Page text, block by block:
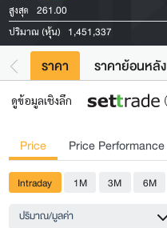
สูงสุด
261.00
ปริมาณ (หุ้น) 1,451,337
ราคา ราคาย้อนหลัง
ดูข้อมูลเชิงลึก
Price Price Performance
Intraday 1M 3M 6M
ปริมาณ/มูลค่า